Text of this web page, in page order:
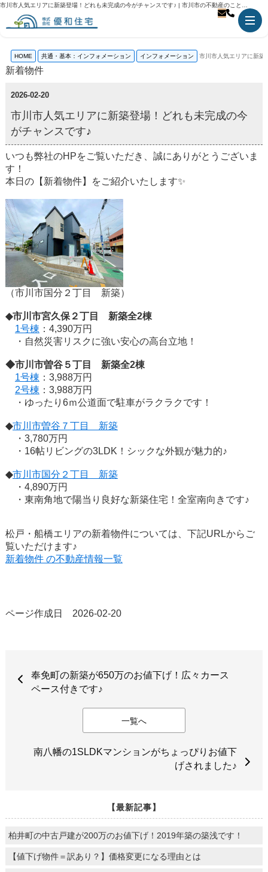
HOME 共通・基本：インフォメーション インフォメーション 市川市人気エリアに新築
新着物件
2026-02-20
市川市人気エリアに新築登場！どれも未完成の今
がチャンスです♪
いつも弊社のHPをご覧いただき、誠にありがとうございま
す！
本日の【新着物件】をご紹介いたします✨
（市川市国分２丁目 新築）
◆市川市宮久保２丁目 新築全2棟
1号棟 ：4,390万円
・自然災害リスクに強い安心の高台立地！
◆市川市曽谷５丁目 新築全2棟
1号棟 ：3,988万円
2号棟 ：3,988万円
・ゆったり6ｍ公道面で駐車がラクラクです！
◆市川市曽谷７丁目 新築
・3,780万円
・16帖リビングの3LDK！シックな外観が魅力的♪
◆市川市国分２丁目 新築
・4,890万円
・東南角地で陽当り良好な新築住宅！全室南向きです♪
松戸・船橋エリアの新着物件については、下記URLからご
覧いただけます♪
新着物件 の不動産情報一覧
ページ作成日 2026-02-20
奉免町の新築が650万のお値下げ！広々カース
ペース付きです♪
一覧へ
南八幡の1SLDKマンションがちょっぴりお値下
げされました♪
【最新記事】
柏井町の中古戸建が200万のお値下げ！2019年築の築浅です！
【値下げ物件＝訳あり？】価格変更になる理由とは